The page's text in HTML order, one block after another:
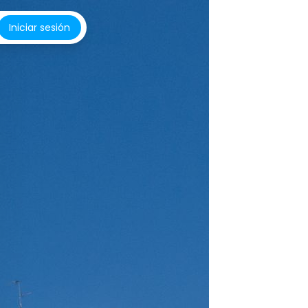
Iniciar sesión